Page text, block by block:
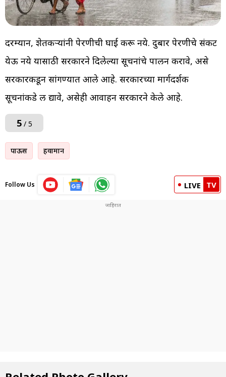
दरम्यान, शेतकऱ्यांनी पेरणीची घाई करू नये. दुबार पेरणीचे संकट
येऊ नये यासाठी सरकारने दिलेल्या सूचनांचे पालन करावे, असे
सरकारकडून सांगण्यात आले आहे. सरकारच्या मार्गदर्शक
सूचनांकडे लक्ष द्यावे, असेही आवाहन सरकारने केले आहे.
5/ 5
पाऊस हवामान
Follow Us LIVE TV